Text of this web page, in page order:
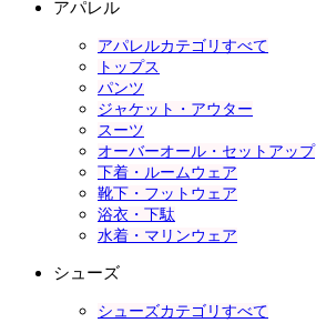
アパレル
アパレルカテゴリすべて
トップス
パンツ
ジャケット・アウター
スーツ
オーバーオール・セットアップ
下着・ルームウェア
靴下・フットウェア
浴衣・下駄
水着・マリンウェア
シューズ
シューズカテゴリすべて